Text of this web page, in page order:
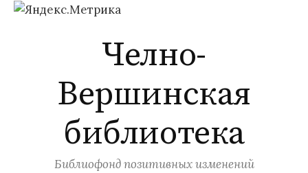
Челно-
Вершинская
библиотека
Библиофонд позитивных изменений